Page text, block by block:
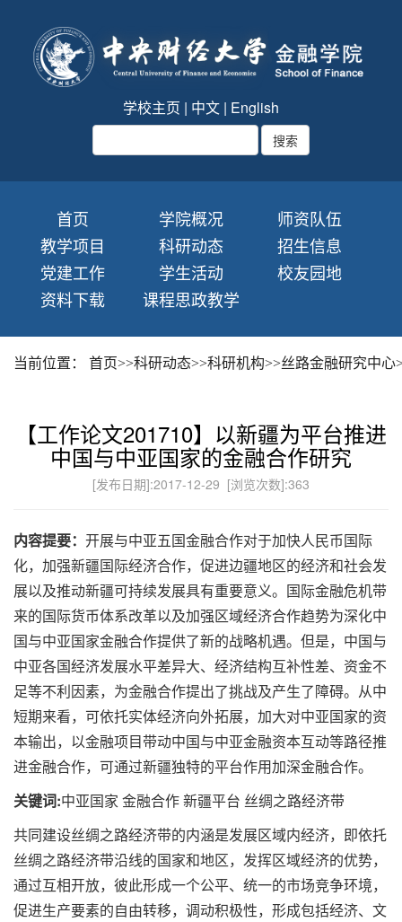
学校主页 | 中文 | English
首页 学院概况
师资队伍
教学项目
科研动态
招生信息
党建工作
学生活动
校友园地
资料下载
课程思政教学
当前位置： 首页>>科研动态>>科研机构>>丝路金融研究中心
【工作论文201710】以新疆为平台推进
中国与中亚国家的金融合作研究
[发布日期]:2017-12-29 [浏览次数]:363
内容提要： 开展与中亚五国金融合作对于加快人民币国际
化，加强新疆国际经济合作，促进边疆地区的经济和社会发
展以及推动新疆可持续发展具有重要意义。国际金融危机带
来的国际货币体系改革以及加强区域经济合作趋势为深化中
国与中亚国家金融合作提供了新的战略机遇。但是，中国与
中亚各国经济发展水平差异大、经济结构互补性差、资金不
足等不利因素，为金融合作提出了挑战及产生了障碍。从中
短期来看，可依托实体经济向外拓展，加大对中亚国家的资
本输出，以金融项目带动中国与中亚金融资本互动等路径推
进金融合作，可通过新疆独特的平台作用加深金融合作。
关键词:中亚国家 金融合作 新疆平台 丝绸之路经济带
共同建设丝绸之路经济带的内涵是发展区域内经济，即依托
丝绸之路经济带沿线的国家和地区，发挥区域经济的优势，
通过互相开放，彼此形成一个公平、统一的市场竞争环境，
促进生产要素的自由转移，调动积极性，形成包括经济、文